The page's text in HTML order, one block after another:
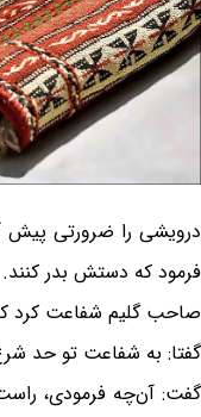
درویشی را ضرورتی پیش
فرمود که دستش بدر کنند.
صاحب گلیم شفاعت کرد
گفتا: به شفاعت تو حد
گفت: آن‌چه فرمودی،